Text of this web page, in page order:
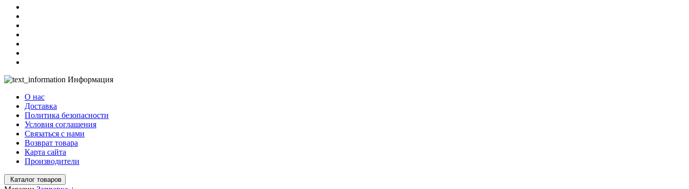
Информация
О нас
Доставка
Политика безопасности
Условия соглашения
Связаться с нами
Возврат товара
Карта сайта
Производители
Каталог товаров